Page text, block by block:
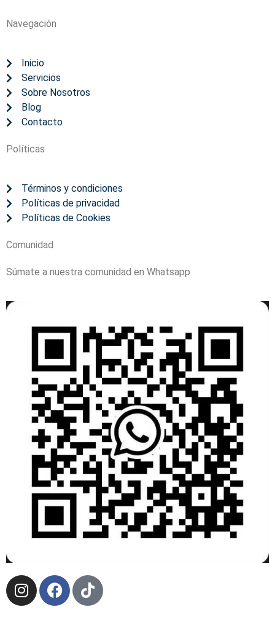
Navegación
Inicio
Servicios
Sobre Nosotros
Blog
Contacto
Políticas
Términos y condiciones
Políticas de privacidad
Políticas de Cookies
Comunidad
Súmate a nuestra comunidad en Whatsapp